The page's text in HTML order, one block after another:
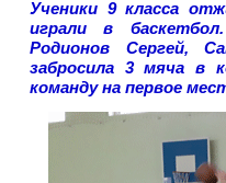
Ученики 9 класса
играли в
Родионов Сергей,
забросила 3 мяча в
команду на первое